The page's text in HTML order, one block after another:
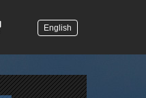
English